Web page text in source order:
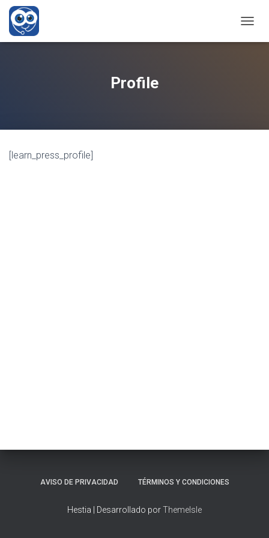
Profile
[learn_press_profile]
AVISO DE PRIVACIDAD TÉRMINOS Y CONDICIONES
Hestia | Desarrollado porThemeIsle